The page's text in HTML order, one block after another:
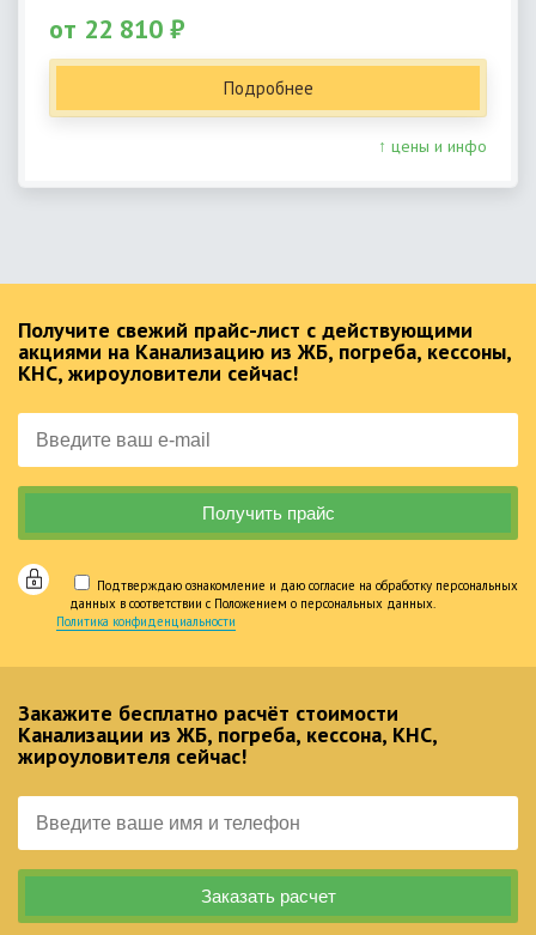
от 22 810 ₽
Подробнее
↑ цены и инфо
Получите свежий прайс-лист с действующими
акциями на Канализацию из ЖБ, погреба, кессоны,
КНС, жироуловители сейчас!
Подтверждаю ознакомление и даю согласие на обработку персональных
данных в соответствии с Положением о персональных данных.
Политика конфиденциальности
Закажите бесплатно расчёт стоимости
Канализации из ЖБ, погреба, кессона, КНС,
жироуловителя сейчас!